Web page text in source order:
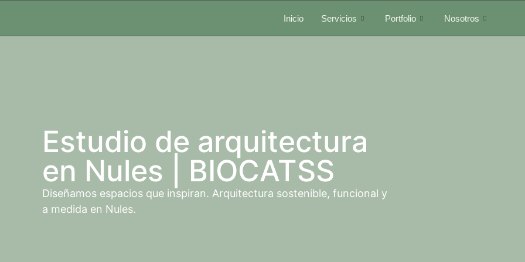
Inicio Servicios Portfolio Nosotros
Estudio de arquitectura
en Nules | BIOCATSS
Diseñamos espacios que inspiran. Arquitectura sostenible, funcional y
a medida en Nules.